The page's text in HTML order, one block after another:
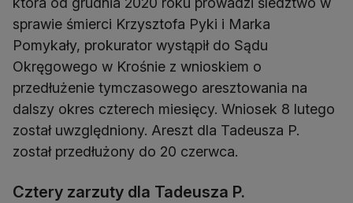
sprawie śmierci Krzysztofa Pyki i Marka
Pomykały, prokurator wystąpił do Sądu
Okręgowego w Krośnie z wnioskiem o
przedłużenie tymczasowego aresztowania na
dalszy okres czterech miesięcy. Wniosek 8 lutego
został uwzględniony. Areszt dla Tadeusza P.
został przedłużony do 20 czerwca.
Cztery zarzuty dla Tadeusza P.